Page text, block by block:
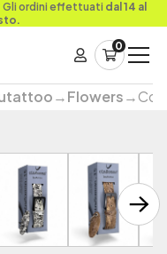
Gli ordini effettuati dal 14 al
0
→Flowers→